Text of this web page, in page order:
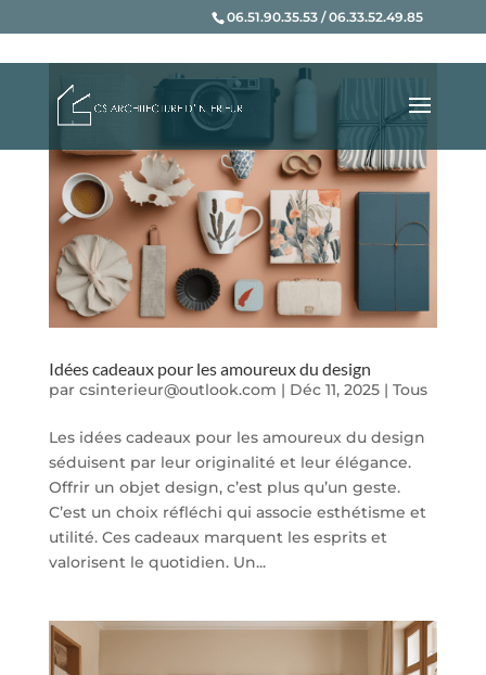
06.51.90.35.53 / 06.33.52.49.85
Idées cadeaux pour les amoureux du design
par csinterieur@outlook.com | Déc 11, 2025| Tous
Les idées cadeaux pour les amoureux du design
séduisent par leur originalité et leur élégance.
Offrir un objet design, c’est plus qu’un geste.
C’est un choix réfléchi qui associe esthétisme et
utilité. Ces cadeaux marquent les esprits et
valorisent le quotidien. Un...